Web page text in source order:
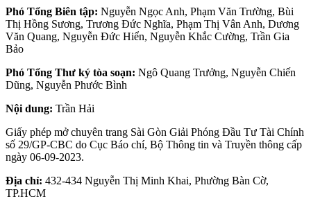
Phó Tổng Biên tập: Nguyễn Ngọc Anh, Phạm Văn Trường, Bùi
Thị Hồng Sương, Trương Đức Nghĩa, Phạm Thị Vân Anh, Dương
Văn Quang, Nguyễn Đức Hiển, Nguyễn Khắc Cường, Trần Gia
Bảo
Phó Tổng Thư ký tòa soạn: Ngô Quang Trưởng, Nguyễn Chiến
Dũng, Nguyễn Phước Bình
Nội dung: Trần Hải
Giấy phép mở chuyên trang Sài Gòn Giải Phóng Đầu Tư Tài Chính
số 29/GP-CBC do Cục Báo chí, Bộ Thông tin và Truyền thông cấp
ngày 06-09-2023.
Địa chỉ: 432-434 Nguyễn Thị Minh Khai, Phường Bàn Cờ,
TP.HCM